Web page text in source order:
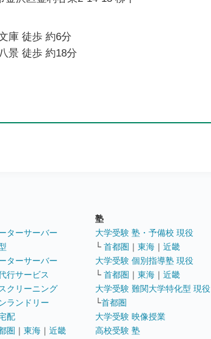
庫 徒歩 約6分
景 徒歩 約18分
ターサーバー
ターサーバー
行サービス
クリーニング
ランドリー
配
圏 ｜ 東海 ｜ 近畿
塾
大学受験 塾・予備校 現役
└ 首都圏 ｜ 東海 ｜ 近畿
大学受験 個別指導塾 現役
└ 首都圏 ｜ 東海 ｜ 近畿
大学受験 難関大学特化型 現役
└首都圏
大学受験 映像授業
高校受験 塾